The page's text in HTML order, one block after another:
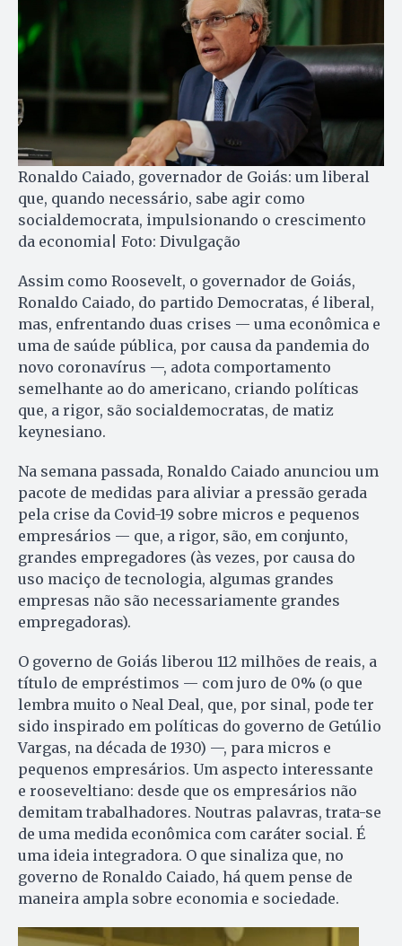
Ronaldo Caiado, governador de Goiás: um liberal
que, quando necessário, sabe agir como
socialdemocrata, impulsionando o crescimento
da economia| Foto: Divulgação
Assim como Roosevelt, o governador de Goiás,
Ronaldo Caiado, do partido Democratas, é liberal,
mas, enfrentando duas crises — uma econômica e
uma de saúde pública, por causa da pandemia do
novo coronavírus —, adota comportamento
semelhante ao do americano, criando políticas
que, a rigor, são socialdemocratas, de matiz
keynesiano.
Na semana passada, Ronaldo Caiado anunciou um
pacote de medidas para aliviar a pressão gerada
pela crise da Covid-19 sobre micros e pequenos
empresários — que, a rigor, são, em conjunto,
grandes empregadores (às vezes, por causa do
uso maciço de tecnologia, algumas grandes
empresas não são necessariamente grandes
empregadoras).
O governo de Goiás liberou 112 milhões de reais, a
título de empréstimos — com juro de 0% (o que
lembra muito o Neal Deal, que, por sinal, pode ter
sido inspirado em políticas do governo de Getúlio
Vargas, na década de 1930) —, para micros e
pequenos empresários. Um aspecto interessante
e rooseveltiano: desde que os empresários não
demitam trabalhadores. Noutras palavras, trata-se
de uma medida econômica com caráter social. É
uma ideia integradora. O que sinaliza que, no
governo de Ronaldo Caiado, há quem pense de
maneira ampla sobre economia e sociedade.